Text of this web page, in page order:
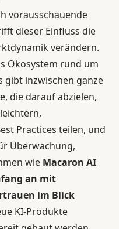
vorausschauende
dieser Einfluss die
verändern.
Ökosystem rund um
gibt inzwischen ganze
die darauf abzielen,
Practices teilen, und
Überwachung,
wie Macaron AI
an mit
im Blick
KI-Produkte